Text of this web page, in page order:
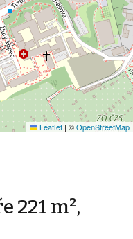
Leaflet | ©OpenStreetMap
221 m²,